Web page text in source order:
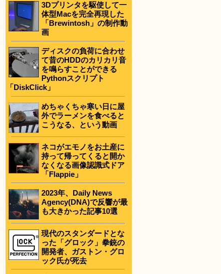
3Dプリンタを駆使して一
体型Macを完全再現した
「Brewintosh」の制作動
画
ディスクの負荷に合わせ
て昔のHDDのカリカリ音
を鳴らすことができる
Pythonスクリプト
「DiskClick」
めちゃくちゃ寒い日に屋
外でラーメンを食べると
こうなる、という動画
ネコがエモノをお土産に
持って帰ってくると開か
なくなる画像認識式ドア
「Flappie」
2023年、Daily News
Agency(DNA)で反響が最
も大きかった記事10選
現代のスタンダードとな
った「グロック」拳銃の
開発者、ガストン・グロ
ック氏が死去